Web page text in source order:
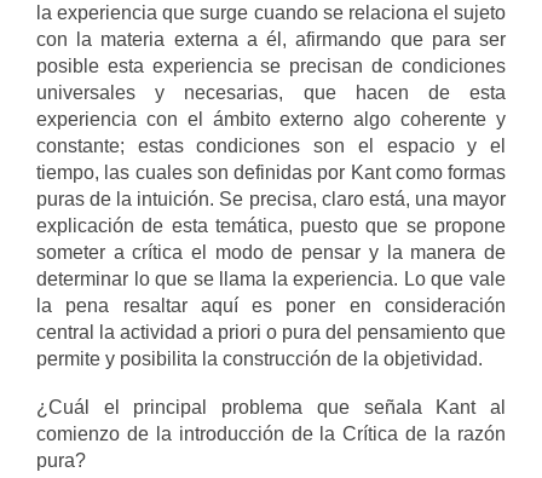
la experiencia que surge cuando se relaciona el sujeto
con la materia externa a él, afirmando que para ser
posible esta experiencia se precisan de condiciones
universales y necesarias, que hacen de esta
experiencia con el ámbito externo algo coherente y
constante; estas condiciones son el espacio y el
tiempo, las cuales son definidas por Kant como formas
puras de la intuición. Se precisa, claro está, una mayor
explicación de esta temática, puesto que se propone
someter a crítica el modo de pensar y la manera de
determinar lo que se llama la experiencia. Lo que vale
la pena resaltar aquí es poner en consideración
central la actividad a priori o pura del pensamiento que
permite y posibilita la construcción de la objetividad.
¿Cuál el principal problema que señala Kant al
comienzo de la introducción de la Crítica de la razón
pura?